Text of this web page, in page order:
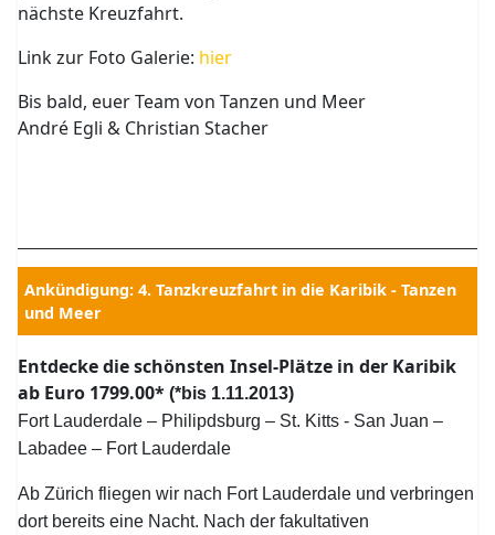
nächste Kreuzfahrt.
Link zur Foto Galerie: hier
Bis bald, euer Team von Tanzen und Meer
André Egli & Christian Stacher
Ankündigung: 4. Tanzkreuzfahrt in die Karibik - Tanzen
und Meer
Entdecke die schönsten Insel-Plätze in der Karibik
ab Euro 1799.00*(*bis 1.11.2013)
Fort Lauderdale – Philipdsburg – St. Kitts - San Juan –
Labadee – Fort Lauderdale
Ab Zürich fliegen wir nach Fort Lauderdale und verbringen
dort bereits eine Nacht. Nach der fakultativen